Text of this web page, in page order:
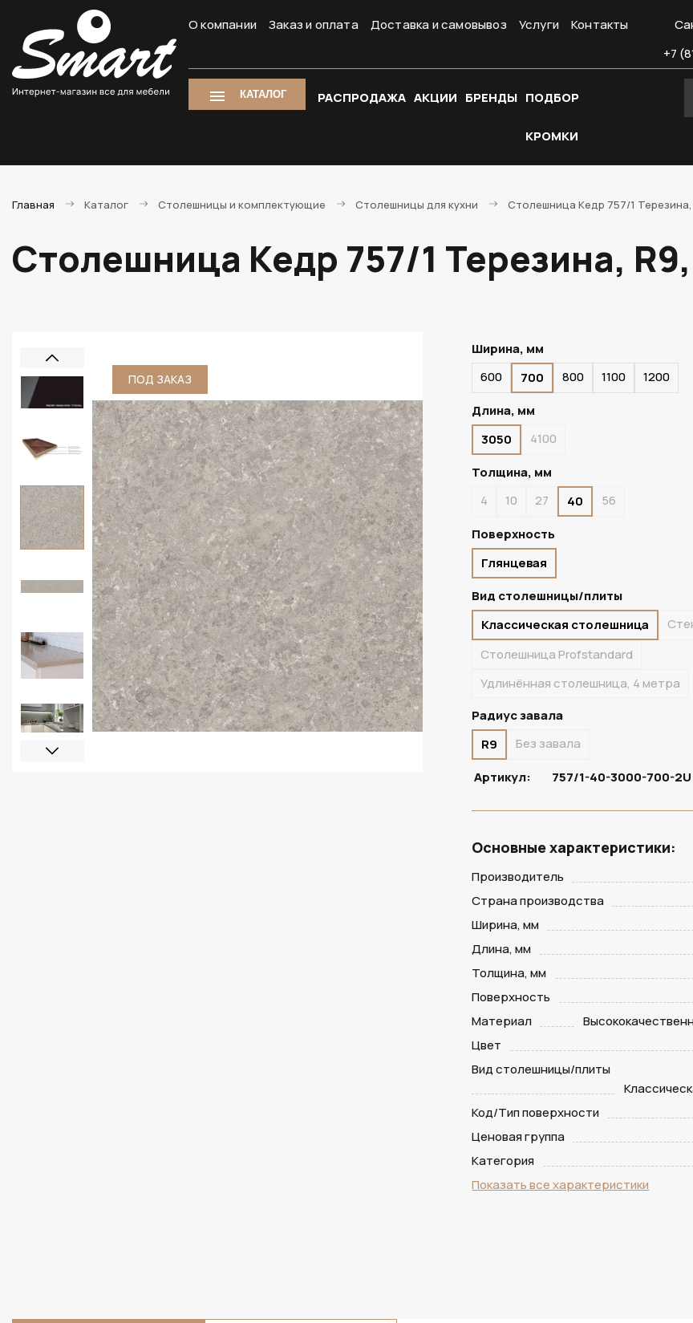
О компании Заказ и оплата Доставка и самовывоз Услуги Контакты
+7
КАТАЛОГ РАСПРОДАЖА АКЦИИ БРЕНДЫ ПОДБОР
КРОМКИ
Главная Каталог Столешницы и комплектующие Cтолешницы для кухни Столешница Кедр 757/1 Терезина,
Столешница Кедр 757/1 Терезина,
ПОД ЗАКАЗ ПОД ЗАКАЗ
Ширина, мм
600
700 800 1100
1200
Длина, мм
3050
4100
Толщина, мм
4
10 27 40
56
Поверхность
Глянцевая
Вид столешницы/плиты
Классическая столешница
Столешница Profstandard
Удлинённая столешница, 4 метра
Радиус завала
R9
Без завала
Артикул:
757/1-40-3000-700-2U
Основные характеристики:
Производитель
Страна производства
Ширина, мм
Длина, мм
Толщина, мм
Поверхность
Материал
Цвет
Вид столешницы/плиты
Код/Тип поверхности
Ценовая группа
Категория
Показать все характеристики